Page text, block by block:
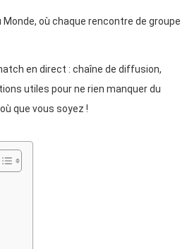
où chaque rencontre de groupe
en direct : chaîne de diffusion,
utiles pour ne rien manquer du
que vous soyez !